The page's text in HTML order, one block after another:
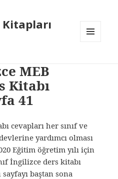
Kitapları
MEB
Kitabı
41
cevapları her sınıf ve
yardımcı olması
Eğitim öğretim yılı için
İngilizce ders kitabı
baştan sona